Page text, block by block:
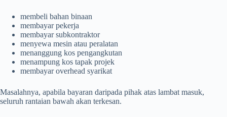
membeli bahan binaan
membayar pekerja
membayar subkontraktor
menyewa mesin atau peralatan
menanggung kos pengangkutan
menampung kos tapak projek
membayar overhead syarikat
Masalahnya, apabila bayaran daripada pihak atas lambat masuk,
seluruh rantaian bawah akan terkesan.